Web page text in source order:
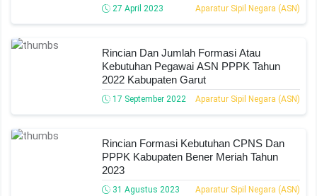
27 April 2023 Aparatur Sipil Negara (ASN)
Rincian Dan Jumlah Formasi Atau
Kebutuhan Pegawai ASN PPPK Tahun
2022 Kabupaten Garut
17 September 2022 Aparatur Sipil Negara (ASN)
Rincian Formasi Kebutuhan CPNS Dan
PPPK Kabupaten Bener Meriah Tahun
2023
31 Agustus 2023 Aparatur Sipil Negara (ASN)